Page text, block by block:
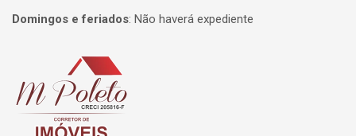
Domingos e feriados: Não haverá expediente
Página inicial